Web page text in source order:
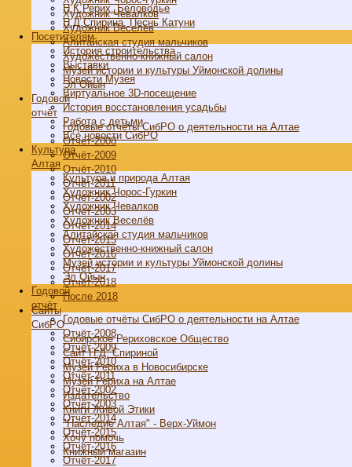
Художник Чевалков
Художник Веселёв
Алитайская студия мальчиков
Художественно-книжный салон
Музей истории и культуры Уймонской долины
Эл Ойын
Годовой
отчёт
Годовые отчёты СибРО о деятельности на Алтае
Отчёт-2008
Отчёт-2009
Отчёт-2010
Отчёт-2011
Отчёт-2002
Отчёт-2003
Отчёт-2014
Отчёт-2015
Отчёт-2016
Отчёт-2017
Отчёт-2018
После 2018
Cайты
СибРО
Сибирское Рериховское Общество
Сайт Н.Д. Спириной
Музей Рериха в Новосибирске
Музей Рериха на Алтае
Издательство
Книги Живой Этики
"Наследие Алтая" - Верх-Уймон
Хочу помочь
Книжный магазин
Н.К.Рерих. Беловодье
Н.Д.Спирина. Песнь Катуни
Посетителям
История строительства
Выставки
Новости Музея
Виртуальное 3D-посещение
История восстановления усадьбы
Работа с детьми
Все новости СибРО
Культура
Алтая
Культура и природа Алтая
Художник Чорос-Гуркин
Художник Чевалков
Художник Веселёв
Алитайская студия мальчиков
Художественно-книжный салон
Музей истории и культуры Уймонской долины
Эл Ойын
Годовой
отчёт
Годовые отчёты СибРО о деятельности на Алтае
Отчёт-2008
Отчёт-2009
Отчёт-2010
Отчёт-2011
Отчёт-2002
Отчёт-2003
Отчёт-2014
Отчёт-2015
Отчёт-2016
Отчёт-2017